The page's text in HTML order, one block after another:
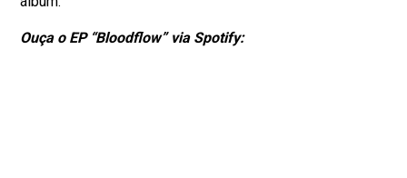
Ouça o EP “Bloodflow” via Spotify: